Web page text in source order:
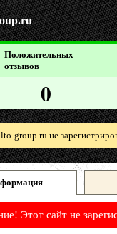
Положительных
отзывов
0
group.ru не
Этот сайт не